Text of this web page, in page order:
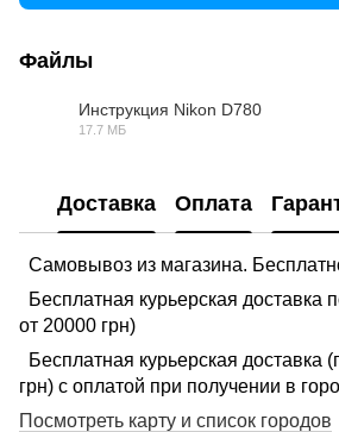
Файлы
Инструкция Nikon D780
17.7 МБ
Доставка Оплата
Самовывоз из магазина.
Бесплатная курьерская доставка
от 20000 грн)
Бесплатная курьерская доставка
грн) с оплатой при получении в
Посмотреть карту и список городов